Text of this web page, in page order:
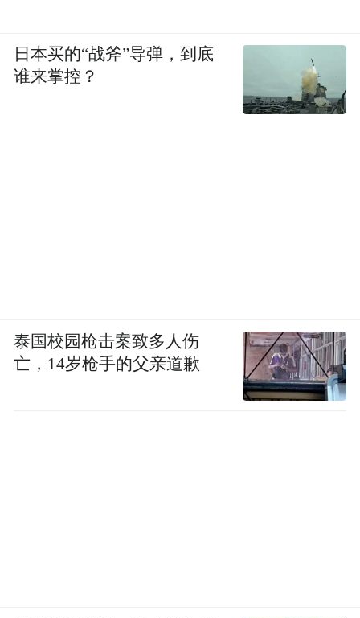
日本买的“战斧”导弹，到底
谁来掌控？
泰国校园枪击案致多人伤
亡，14岁枪手的父亲道歉